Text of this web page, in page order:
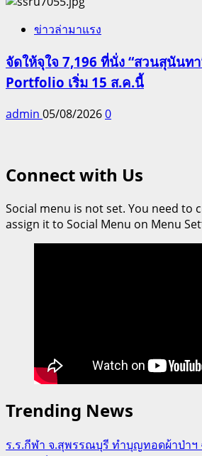
ข่าวล่ามาแรง
จัดให้จุใจ 7,196 ที่นั่ง “สวนสุนันท
Portfolio เริ่ม 15 ส.ค.นี้
admin 05/08/20260
Connect with Us
Social menu is not set. You need to
assign it to Social Menu on Menu
Trending News
ร.ร.กีฬา จ.สุพรรณบุรี ทำบุญทอดผ้าป่า